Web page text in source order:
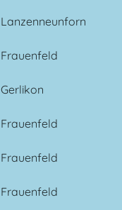
Lanzenneunforn
Frauenfeld
Gerlikon
Frauenfeld
Frauenfeld
Frauenfeld